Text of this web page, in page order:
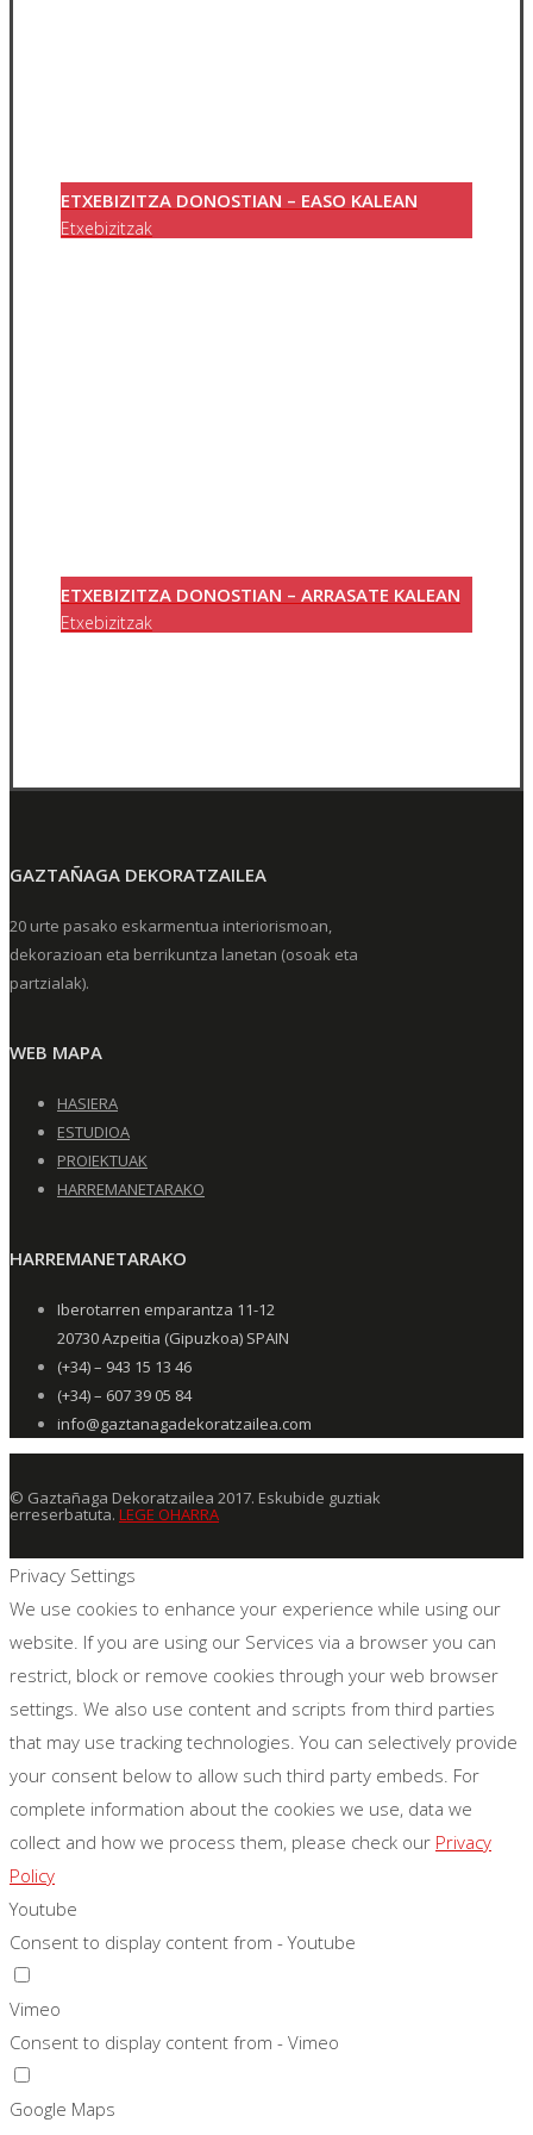
ETXEBIZITZA DONOSTIAN – EASO KALEAN
Etxebizitzak
ETXEBIZITZA DONOSTIAN – ARRASATE KALEAN
Etxebizitzak
GAZTAÑAGA DEKORATZAILEA
20 urte pasako eskarmentua interiorismoan,
dekorazioan eta berrikuntza lanetan (osoak eta
partzialak).
WEB MAPA
HASIERA
ESTUDIOA
PROIEKTUAK
HARREMANETARAKO
HARREMANETARAKO
Iberotarren emparantza 11-12
20730 Azpeitia (Gipuzkoa) SPAIN
(+34) – 943 15 13 46
(+34) – 607 39 05 84
info@gaztanagadekoratzailea.com
© Gaztañaga Dekoratzailea 2017. Eskubide guztiak
erreserbatuta. LEGE OHARRA
Privacy Settings
We use cookies to enhance your experience while using our
website. If you are using our Services via a browser you can
restrict, block or remove cookies through your web browser
settings. We also use content and scripts from third parties
that may use tracking technologies. You can selectively provide
your consent below to allow such third party embeds. For
complete information about the cookies we use, data we
collect and how we process them, please check our Privacy
Policy
Youtube
Consent to display content from - Youtube
Vimeo
Consent to display content from - Vimeo
Google Maps